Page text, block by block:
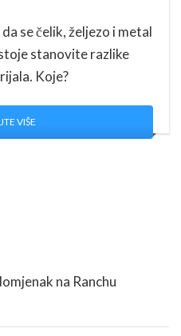
se čelik, željezo i metal
stanovite razlike
Koje?
VIŠE
na Ranchu